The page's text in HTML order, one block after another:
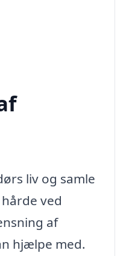
liv og samle
ved
af
hjælpe med.